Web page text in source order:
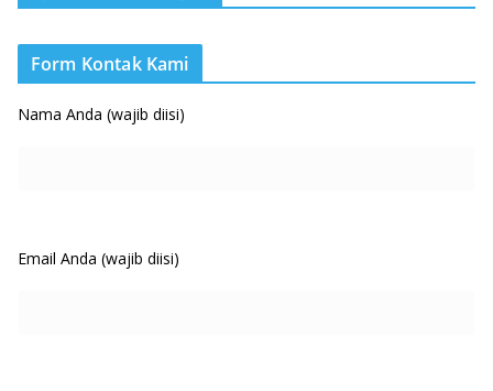
Form Kontak Kami
Nama Anda (wajib diisi)
Email Anda (wajib diisi)